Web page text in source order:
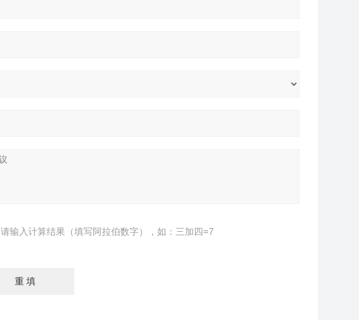
请输入计算结果（填写阿拉伯数字），如：三加四=7